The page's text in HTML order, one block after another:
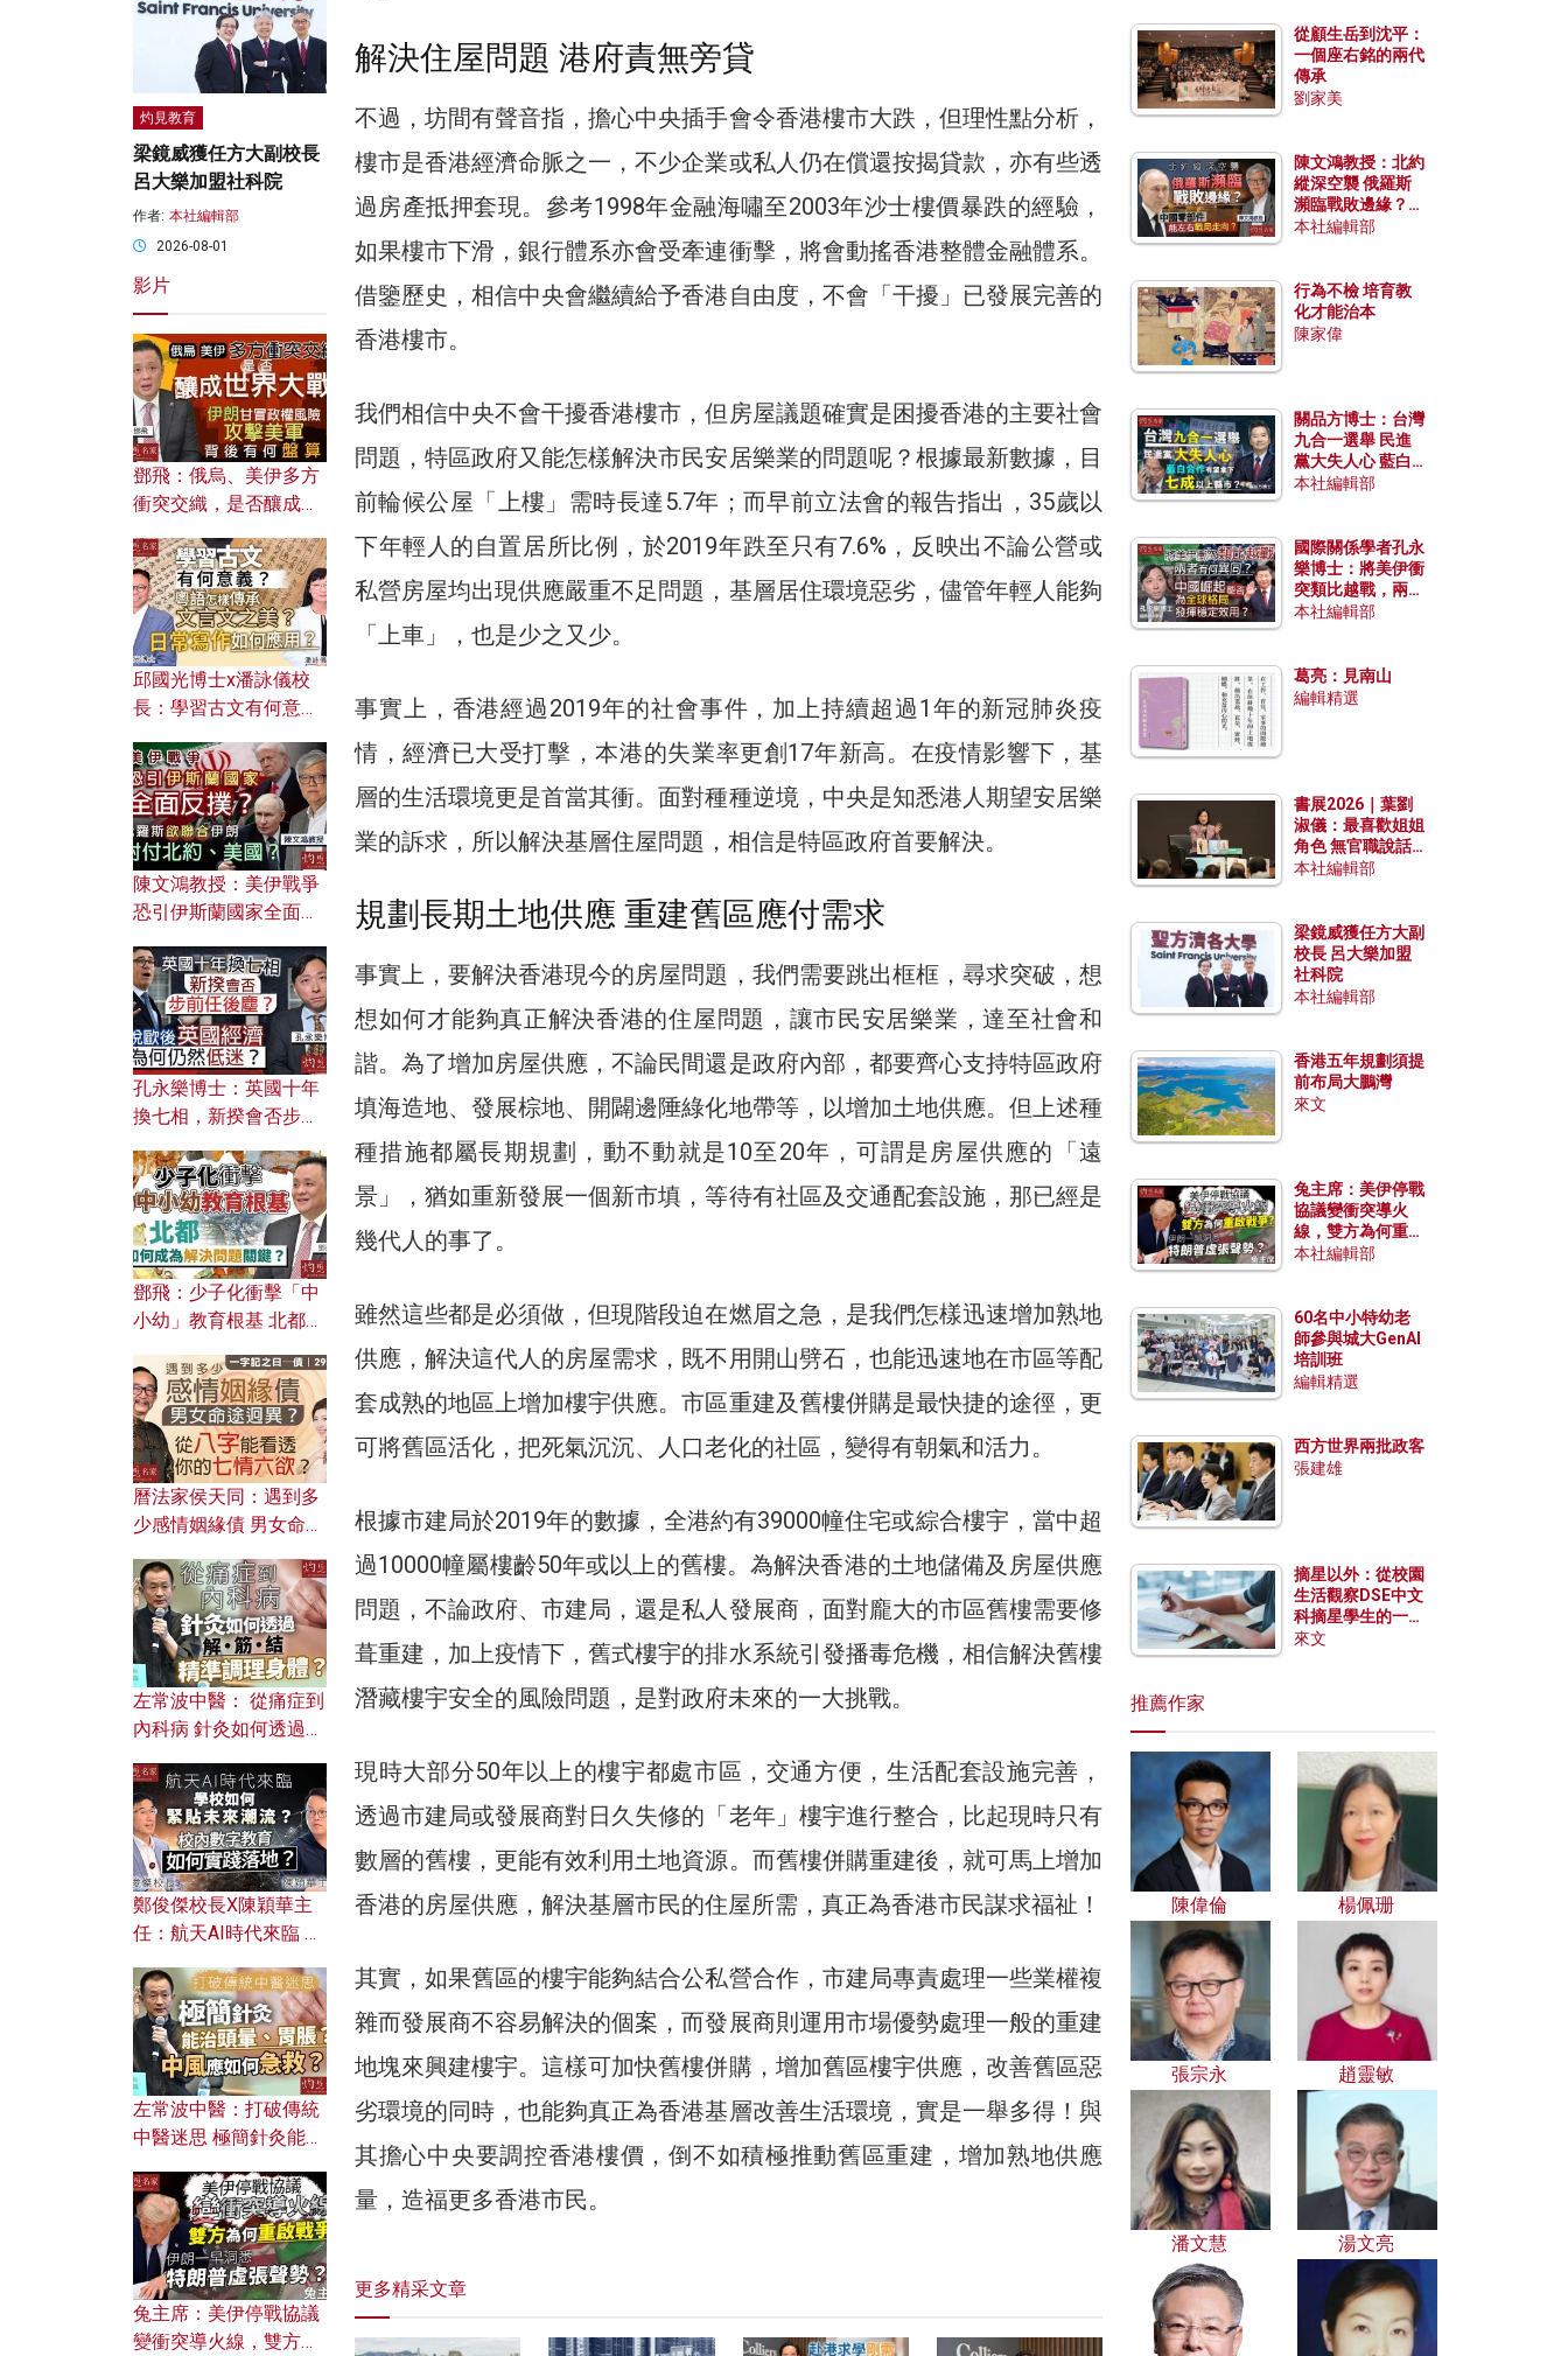
解決住屋問題 港府責無旁貸
不過，坊間有聲音指，擔心中央插手會令香港樓市大跌，但理性點分析，
樓市是香港經濟命脈之一，不少企業或私人仍在償還按揭貸款，亦有些透
過房產抵押套現。參考1998年金融海嘯至2003年沙士樓價暴跌的經驗，
如果樓市下滑，銀行體系亦會受牽連衝擊，將會動搖香港整體金融體系。
借鑒歷史，相信中央會繼續給予香港自由度，不會「干擾」已發展完善的
香港樓市。
我們相信中央不會干擾香港樓市，但房屋議題確實是困擾香港的主要社會
問題，特區政府又能怎樣解決市民安居樂業的問題呢？根據最新數據，目
前輪候公屋「上樓」需時長達5.7年；而早前立法會的報告指出，35歲以
下年輕人的自置居所比例，於2019年跌至只有7.6%，反映出不論公營或
私營房屋均出現供應嚴重不足問題，基層居住環境惡劣，儘管年輕人能夠
「上車」，也是少之又少。
事實上，香港經過2019年的社會事件，加上持續超過1年的新冠肺炎疫
情，經濟已大受打擊，本港的失業率更創17年新高。在疫情影響下，基
層的生活環境更是首當其衝。面對種種逆境，中央是知悉港人期望安居樂
業的訴求，所以解決基層住屋問題，相信是特區政府首要解決。
規劃長期土地供應 重建舊區應付需求
事實上，要解決香港現今的房屋問題，我們需要跳出框框，尋求突破，想
想如何才能夠真正解決香港的住屋問題，讓市民安居樂業，達至社會和
諧。為了增加房屋供應，不論民間還是政府內部，都要齊心支持特區政府
填海造地、發展棕地、開闢邊陲綠化地帶等，以增加土地供應。但上述種
種措施都屬長期規劃，動不動就是10至20年，可謂是房屋供應的「遠
景」，猶如重新發展一個新市填，等待有社區及交通配套設施，那已經是
幾代人的事了。
雖然這些都是必須做，但現階段迫在燃眉之急，是我們怎樣迅速增加熟地
供應，解決這代人的房屋需求，既不用開山劈石，也能迅速地在市區等配
套成熟的地區上增加樓宇供應。市區重建及舊樓併購是最快捷的途徑，更
可將舊區活化，把死氣沉沉、人口老化的社區，變得有朝氣和活力。
根據市建局於2019年的數據，全港約有39000幢住宅或綜合樓宇，當中超
過10000幢屬樓齡50年或以上的舊樓。為解決香港的土地儲備及房屋供應
問題，不論政府、市建局，還是私人發展商，面對龐大的市區舊樓需要修
葺重建，加上疫情下，舊式樓宇的排水系統引發播毒危機，相信解決舊樓
潛藏樓宇安全的風險問題，是對政府未來的一大挑戰。
現時大部分50年以上的樓宇都處市區，交通方便，生活配套設施完善，
透過市建局或發展商對日久失修的「老年」樓宇進行整合，比起現時只有
數層的舊樓，更能有效利用土地資源。而舊樓併購重建後，就可馬上增加
香港的房屋供應，解決基層市民的住屋所需，真正為香港市民謀求福祉！
其實，如果舊區的樓宇能夠結合公私營合作，市建局專責處理一些業權複
雜而發展商不容易解決的個案，而發展商則運用市場優勢處理一般的重建
地塊來興建樓宇。這樣可加快舊樓併購，增加舊區樓宇供應，改善舊區惡
劣環境的同時，也能夠真正為香港基層改善生活環境，實是一舉多得！與
其擔心中央要調控香港樓價，倒不如積極推動舊區重建，增加熟地供應
量，造福更多香港市民。
更多精采文章
灼見教育
梁鏡威獲任方大副校長
呂大樂加盟社科院
作者: 本社編輯部
2026-08-01
影片
鄧飛：俄烏、美伊多方
衝突交織，是否釀成世
風險攻擊美軍，背後有
何盤算？
邱國光博士x潘詠儀校
長：學習古文有何意
文之美？ 日常寫作如何
應用？
陳文鴻教授：美伊戰爭
恐引伊斯蘭國家全面反
對付北約美國？
孔永樂博士：英國十年
換七相，新揆會否步前
濟為何仍然低迷？
鄧飛：少子化衝擊「中
小幼」教育根基 北都如
曆法家侯天同：遇到多
少感情姻緣債 男女命途
的七情六欲？
左常波中醫： 從痛症到
內科病 針灸如何透過解
鄭俊傑校長X陳穎華主
任：航天AI時代來臨 學
校內數字教育如何實踐
落地？
左常波中醫：打破傳統
中醫迷思 極簡針灸能治
何急救？
兔主席：美伊停戰協議
變衝突導火線，雙方為
從顧生岳到沈平：
一個座右銘的兩代
傳承
劉家美
陳文鴻教授：北約
縱深空襲 俄羅斯
瀕臨戰敗邊緣？中
國零部件能左右戰
本社編輯部
行為不檢 培育教
化才能治本
陳家偉
關品方博士：台灣
九合一選舉 民進
黨大失人心 藍白
合作有望拿下七成
本社編輯部
國際關係學者孔永
樂博士：將美伊衝
突類比越戰，兩者
有何異同？中國崛
本社編輯部
葛亮：見南山
編輯精選
書展2026｜葉劉
淑儀：最喜歡姐姐
角色 無官職說話
包袱少
本社編輯部
梁鏡威獲任方大副
校長 呂大樂加盟
社科院
本社編輯部
香港五年規劃須提
前布局大鵬灣
來文
兔主席：美伊停戰
協議變衝突導火
線，雙方為何重啟
戰爭？伊朗一早洞
本社編輯部
60名中小特幼老
師參與城大GenAI
培訓班
編輯精選
西方世界兩批政客
張建雄
摘星以外：從校園
生活觀察DSE中文
科摘星學生的一點
特質
來文
推薦作家
陳偉倫 楊佩珊
張宗永 趙靈敏
潘文慧 湯文亮